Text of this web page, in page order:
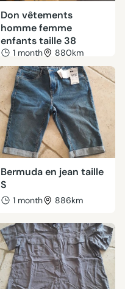
Don vêtements
homme femme
enfants taille 38
1 month 880km
Bermuda en jean taille
S
1 month 886km